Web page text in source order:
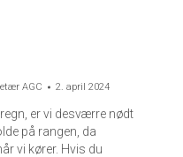
AGC 2. april 2024
er vi desværre nødt
på rangen, da
vi kører. Hvis du